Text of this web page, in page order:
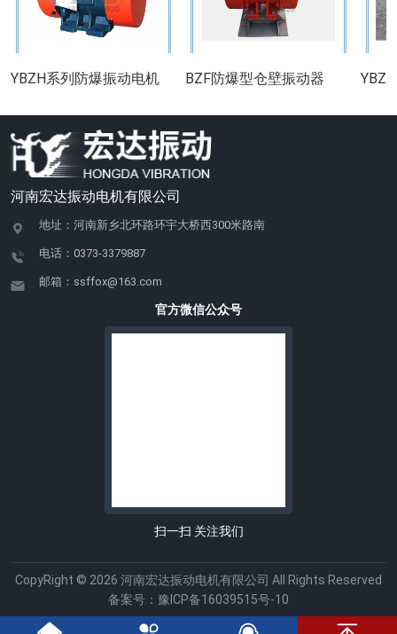
YBZH系列防爆振动电机 BZF防爆型仓壁振动器
河南宏达振动电机有限公司
地址：河南新乡北环路环宇大桥西300米路南
电话：0373-3379887
邮箱：ssffox@163.com
官方微信公众号
扫一扫 关注我们
CopyRight © 2026 河南宏达振动电机有限公司 All Rights Reserved
备案号： 豫ICP备16039515号-10